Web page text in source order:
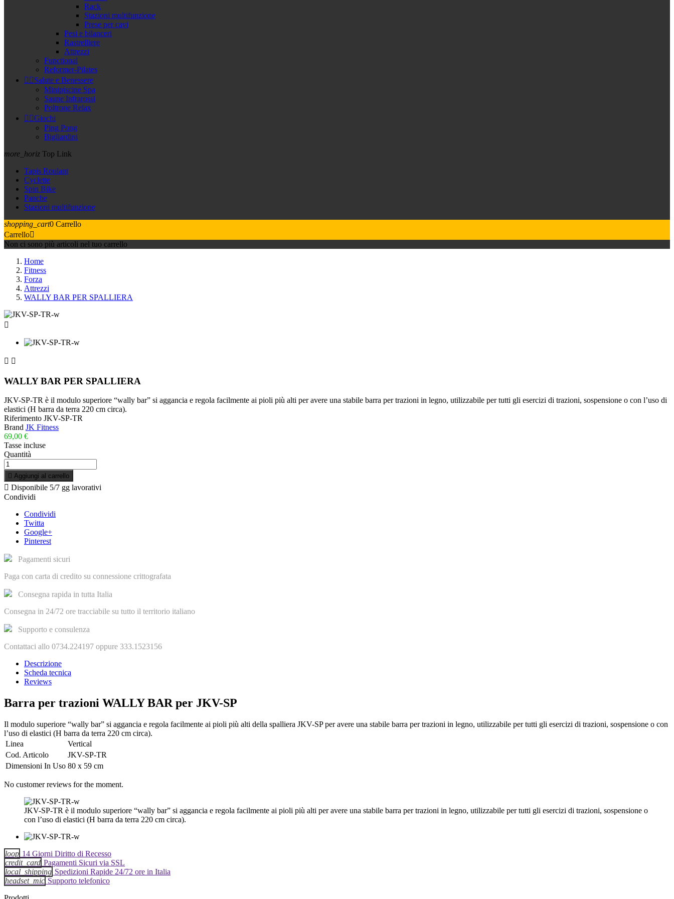
Rack
Stazioni multifunzione
Prese per cavi
Pesi e bilanceri
Rastrelliere
Attrezzi
Functional
Reformer-Pilates
 Salute e Benessere
Minipiscine Spa
Saune Infrarossi
Poltrone Relax
 Giochi
Ping Pong
Bigliardini
more_horiz Top Link
Tapis Roulant
Cyclette
Spin Bike
Panche
Stazioni multifunzione
shopping_cart0 Carrello
Carrello
Non ci sono più articoli nel tuo carrello
Home
Fitness
Forza
Attrezzi
WALLY BAR PER SPALLIERA

 
WALLY BAR PER SPALLIERA
JKV-SP-TR è il modulo superiore “wally bar” si aggancia e regola facilmente ai pioli più alti per avere una stabile barra per trazioni in legno, utilizzabile per tutti gli esercizi di trazioni, sospensione o con l’uso di
elastici (H barra da terra 220 cm circa).
Riferimento JKV-SP-TR
Brand JK Fitness
69,00 €
Tasse incluse
Quantità
 Aggiungi al carrello
 Disponibile 5/7 gg lavorativi
Condividi
Condividi
Twitta
Google+
Pinterest
Pagamenti sicuri
Paga con carta di credito su connessione crittografata
Consegna rapida in tutta Italia
Consegna in 24/72 ore tracciabile su tutto il territorio italiano
Supporto e consulenza
Contattaci allo 0734.224197 oppure 333.1523156
Descrizione
Scheda tecnica
Reviews
Barra per trazioni WALLY BAR per JKV-SP
Il modulo superiore “wally bar” si aggancia e regola facilmente ai pioli più alti della spalliera JKV-SP per avere una stabile barra per trazioni in legno, utilizzabile per tutti gli esercizi di trazioni, sospensione o con
l’uso di elastici (H barra da terra 220 cm circa).
Linea
Vertical
Cod. Articolo
JKV-SP-TR
Dimensioni In Uso 80 x 59 cm
No customer reviews for the moment.
JKV-SP-TR è il modulo superiore “wally bar” si aggancia e regola facilmente ai pioli più alti per avere una stabile barra per trazioni in legno, utilizzabile per tutti gli esercizi di trazioni, sospensione o
con l’uso di elastici (H barra da terra 220 cm circa).
loop 14 Giorni Diritto di Recesso
credit_card Pagamenti Sicuri via SSL
local_shipping Spedizioni Rapide 24/72 ore in Italia
headset_mic Supporto telefonico